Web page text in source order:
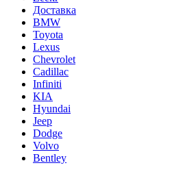
Доставка
BMW
Toyota
Lexus
Chevrolet
Cadillac
Infiniti
KIA
Hyundai
Jeep
Dodge
Volvo
Bentley